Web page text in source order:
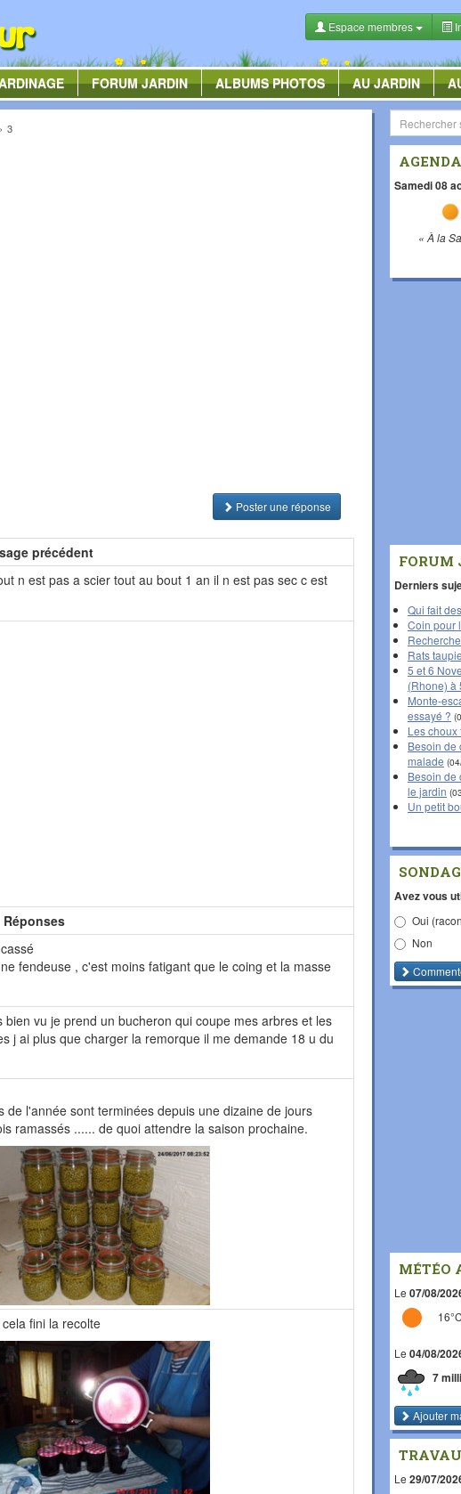
Espace membres
FORUMJARDIN ALBUMSPHOTOS AU JARDIN
3
Poster une réponse
précédent
n est pas a scier tout au bout 1 an il n est pas sec c est
Réponses
fendeuse , c'est moins fatigant que le coing et la masse
bien vu je prend un bucheron qui coupe mes arbres et les
j ai plus que charger la remorque il me demande 18 u du
de l'année sont terminées depuis une dizaine de jours
ramassés ...... de quoi attendre la saison prochaine.
fini la recolte
Samedi 08
« À la
FORUM
Derniers
Qui fait
Coin pour
Rats
5 et 6
(Rhone) à
Monte-
essayé ?
Les
Besoin de
malade
Besoin de
le jardin
Un petit
Avez vous
Oui
Non
MÉTÉO
Le 07/08/
Le 04/08/
7
Ajouter
Le 29/07/